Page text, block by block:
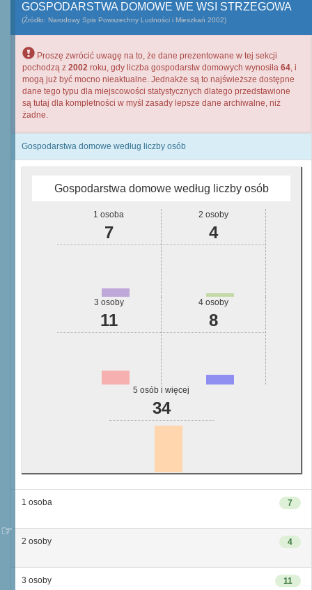
GOSPODARSTWA DOMOWE WE WSI STRZEGOWA
(Źródło: Narodowy Spis Powszechny Ludności i Mieszkań 2002)
Proszę zwrócić uwagę na to, że dane prezentowane w tej sekcji
pochodzą z 2002 roku, gdy liczba gospodarstw domowych wynosiła 64, i
mogą już być mocno nieaktualne. Jednakże są to najświeższe dostępne
dane tego typu dla miejscowości statystycznych dlatego przedstawione
są tutaj dla kompletności w myśl zasady lepsze dane archiwalne, niż
żadne.
Gospodarstwa domowe według liczby osób
Gospodarstwa domowe według liczby osób
1 osoba
7
2 osoby
4
3 osoby
11
4 osoby
8
5 osób i więcej
34
7
1 osoba
4
2 osoby
11
3 osoby